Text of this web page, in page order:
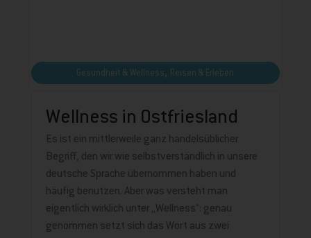
Gesundheit & Wellness , Reisen & Erleben
Wellness in Ostfriesland
Es ist ein mittlerweile ganz handelsüblicher
Begriff, den wir wie selbstverständlich in unsere
deutsche Sprache übernommen haben und
häufig benutzen. Aber was versteht man
eigentlich wirklich unter „Wellness“: genau
genommen setzt sich das Wort aus zwei